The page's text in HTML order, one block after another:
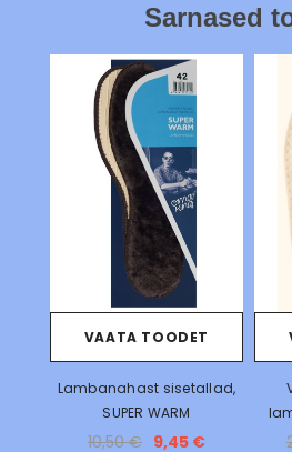
Sarnased
VAATA TOODET
Lambanahast sisetallad,
SUPER WARM
10,50 € 9,45 €